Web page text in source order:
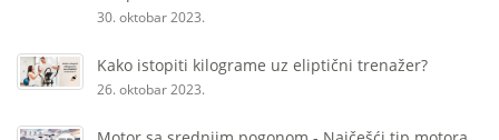
30. oktobar 2023.
Kako istopiti kilograme uz eliptični trenažer?
26. oktobar 2023.